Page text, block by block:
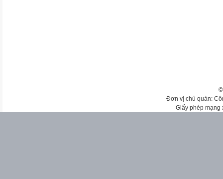
Đơn vị chủ quản:
Giấy phép mạng